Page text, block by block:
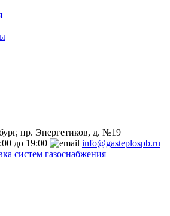
пр. Энергетиков, д. №19
до 19:00
info@gasteplospb.ru
систем газоснабжения